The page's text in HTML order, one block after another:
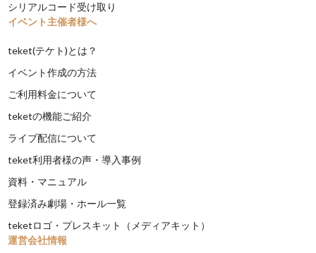
シリアルコード受け取り
イベント主催者様へ
teket(テケト)とは？
イベント作成の方法
ご利用料金について
teketの機能ご紹介
ライブ配信について
teket利用者様の声・導入事例
資料・マニュアル
登録済み劇場・ホール一覧
teketロゴ・プレスキット（メディアキット）
運営会社情報